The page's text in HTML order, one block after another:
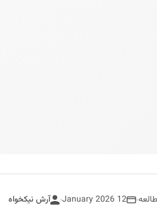
12 January 2026 آرش نیکخواه